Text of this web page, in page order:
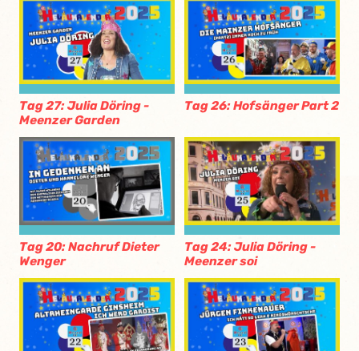
Tag 27: Julia Döring -
Meenzer Garden
Tag 26: Hofsänger Part 2
Tag 20: Nachruf Dieter
Wenger
Tag 24: Julia Döring -
Meenzer soi